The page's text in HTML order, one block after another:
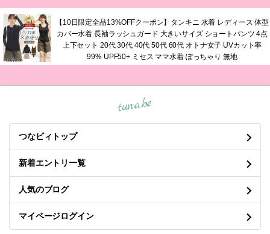
【10日限定全品13%OFFクーポン】タンキニ 水着 レディース 体型
カバー水着 長袖ラッシュガード 大きいサイズ ショートパンツ 4点
上下セット 20代 30代 40代 50代 60代 オトナ女子 UVカット率
99% UPF50+ ミセス ママ水着 ぽっちゃり 無地
tuna.be
つなビィトップ
新着エントリ一覧
人気のブログ
マイページログイン